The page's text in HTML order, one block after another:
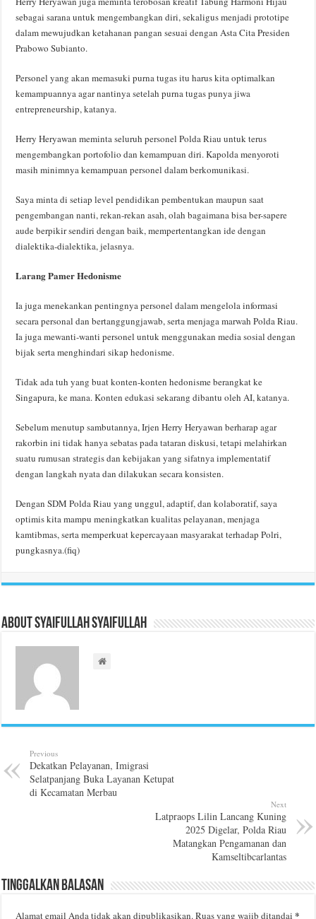
sebagai sarana untuk mengembangkan diri, sekaligus menjadi prototipe
dalam mewujudkan ketahanan pangan sesuai dengan Asta Cita Presiden
Prabowo Subianto.
Personel yang akan memasuki purna tugas itu harus kita optimalkan
kemampuannya agar nantinya setelah purna tugas punya jiwa
entrepreneurship, katanya.
Herry Heryawan meminta seluruh personel Polda Riau untuk terus
mengembangkan portofolio dan kemampuan diri. Kapolda menyoroti
masih minimnya kemampuan personel dalam berkomunikasi.
Saya minta di setiap level pendidikan pembentukan maupun saat
pengembangan nanti, rekan-rekan asah, olah bagaimana bisa ber-sapere
aude berpikir sendiri dengan baik, mempertentangkan ide dengan
dialektika-dialektika, jelasnya.
Larang Pamer Hedonisme
Ia juga menekankan pentingnya personel dalam mengelola informasi
secara personal dan bertanggungjawab, serta menjaga marwah Polda Riau.
Ia juga mewanti-wanti personel untuk menggunakan media sosial dengan
bijak serta menghindari sikap hedonisme.
Tidak ada tuh yang buat konten-konten hedonisme berangkat ke
Singapura, ke mana. Konten edukasi sekarang dibantu oleh AI, katanya.
Sebelum menutup sambutannya, Irjen Herry Heryawan berharap agar
rakorbin ini tidak hanya sebatas pada tataran diskusi, tetapi melahirkan
suatu rumusan strategis dan kebijakan yang sifatnya implementatif
dengan langkah nyata dan dilakukan secara konsisten.
Dengan SDM Polda Riau yang unggul, adaptif, dan kolaboratif, saya
optimis kita mampu meningkatkan kualitas pelayanan, menjaga
kamtibmas, serta memperkuat kepercayaan masyarakat terhadap Polri,
pungkasnya.(fiq)
About Syaifullah Syaifullah
Previous
Dekatkan Pelayanan, Imigrasi
Selatpanjang Buka Layanan Ketupat
di Kecamatan Merbau
Next
Latpraops Lilin Lancang Kuning
2025 Digelar, Polda Riau
Matangkan Pengamanan dan
Kamseltibcarlantas
Tinggalkan Balasan
Alamat email Anda tidak akan dipublikasikan.Ruas yang wajib ditandai*